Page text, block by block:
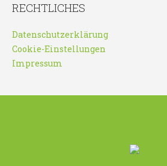
RECHTLICHES
Datenschutzerklärung
Cookie-Einstellungen
Impressum